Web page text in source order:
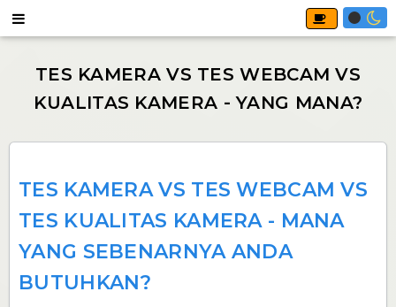
TES KAMERA VS TES WEBCAM VS
TES KUALITAS KAMERA - MANA
YANG SEBENARNYA ANDA
BUTUHKAN?